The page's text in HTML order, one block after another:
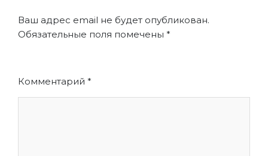
Ваш адрес email не будет опубликован.
Обязательные поля помечены *
Комментарий *